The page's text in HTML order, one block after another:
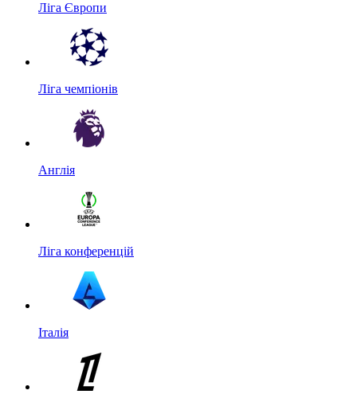
Ліга Європи
Ліга чемпіонів
Англія
Ліга конференцій
Італія